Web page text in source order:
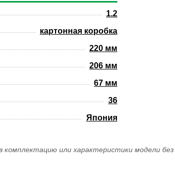
1.2
картонная коробка
220 мм
206 мм
67 мм
36
Япония
или характеристики модели без